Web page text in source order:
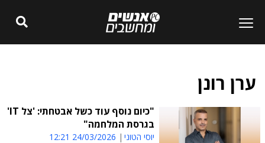
ערן רונן
"כיום נוסף עוד כשל אבטחתי: 'צל IT'
בגרסת המלחמה"
יוסי הטוני 24/03/2026 12:21